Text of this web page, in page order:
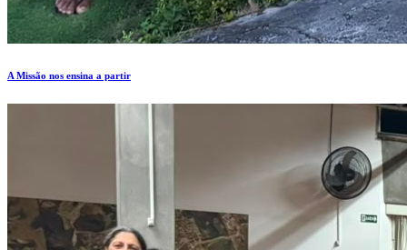
A Missão nos ensina a partir